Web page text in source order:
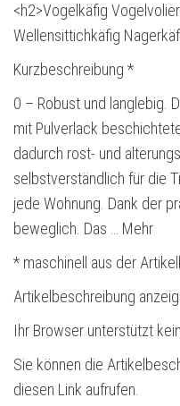
<h2>Vogelkäfig
Wellensittichkäfig
Kurzbeschreibung *
0 – Robust und langlebig.
mit Pulverlack
dadurch rost- und
selbstverständlich für die
jede Wohnung. Dank der
beweglich. Das … Mehr
* maschinell aus der
Artikelbeschreibung
Ihr Browser unterstützt
Sie können die
diesen Link aufrufen.